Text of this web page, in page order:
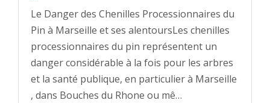
Le Danger des Chenilles Processionnaires du
Pin à Marseille et ses alentoursLes chenilles
processionnaires du pin représentent un
danger considérable à la fois pour les arbres
et la santé publique, en particulier à Marseille
, dans Bouches du Rhone ou mê…